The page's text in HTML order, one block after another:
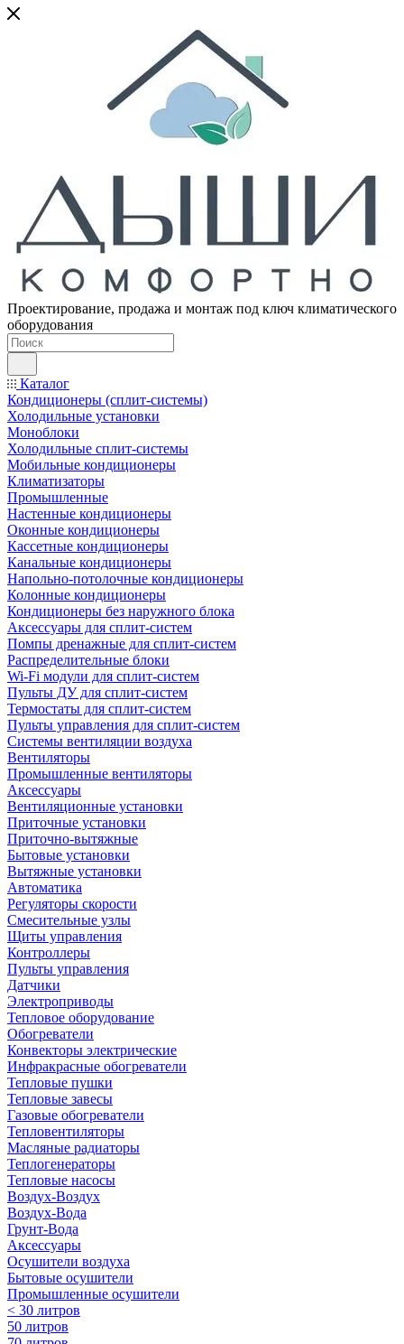
Проектирование, продажа и монтаж под ключ климатического
оборудования
Каталог
Кондиционеры (сплит-системы)
Холодильные установки
Моноблоки
Холодильные сплит-системы
Мобильные кондиционеры
Климатизаторы
Промышленные
Настенные кондиционеры
Оконные кондиционеры
Кассетные кондиционеры
Канальные кондиционеры
Напольно-потолочные кондиционеры
Колонные кондиционеры
Кондиционеры без наружного блока
Аксессуары для сплит-систем
Помпы дренажные для сплит-систем
Распределительные блоки
Wi-Fi модули для сплит-систем
Пульты ДУ для сплит-систем
Термостаты для сплит-систем
Пульты управления для сплит-систем
Системы вентиляции воздуха
Вентиляторы
Промышленные вентиляторы
Аксессуары
Вентиляционные установки
Приточные установки
Приточно-вытяжные
Бытовые установки
Вытяжные установки
Автоматика
Регуляторы скорости
Смесительные узлы
Щиты управления
Контроллеры
Пульты управления
Датчики
Электроприводы
Тепловое оборудование
Обогреватели
Конвекторы электрические
Инфракрасные обогреватели
Тепловые пушки
Тепловые завесы
Газовые обогреватели
Тепловентиляторы
Масляные радиаторы
Теплогенераторы
Тепловые насосы
Воздух-Воздух
Воздух-Вода
Грунт-Вода
Аксессуары
Осушители воздуха
Бытовые осушители
Промышленные осушители
< 30 литров
50 литров